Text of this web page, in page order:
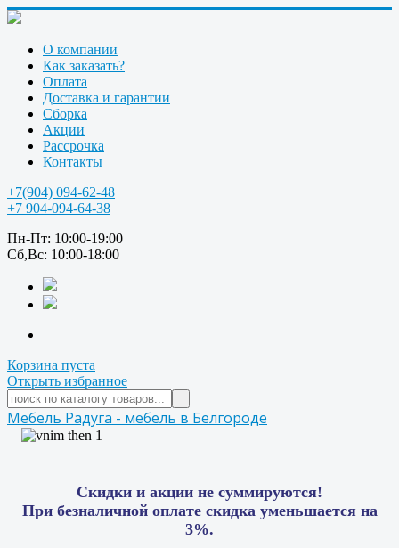
О компании
Как заказать?
Оплата
Доставка и гарантии
Сборка
Акции
Рассрочка
Контакты
+7(904) 094-62-48
+7 904-094-64-38
Пн-Пт: 10:00-19:00
Сб,Вс: 10:00-18:00
Корзина пуста
Открыть избранное
Мебель Радуга - мебель в Белгороде
Скидки и акции не суммируются!
При безналичной оплате скидка уменьшается на
3%.